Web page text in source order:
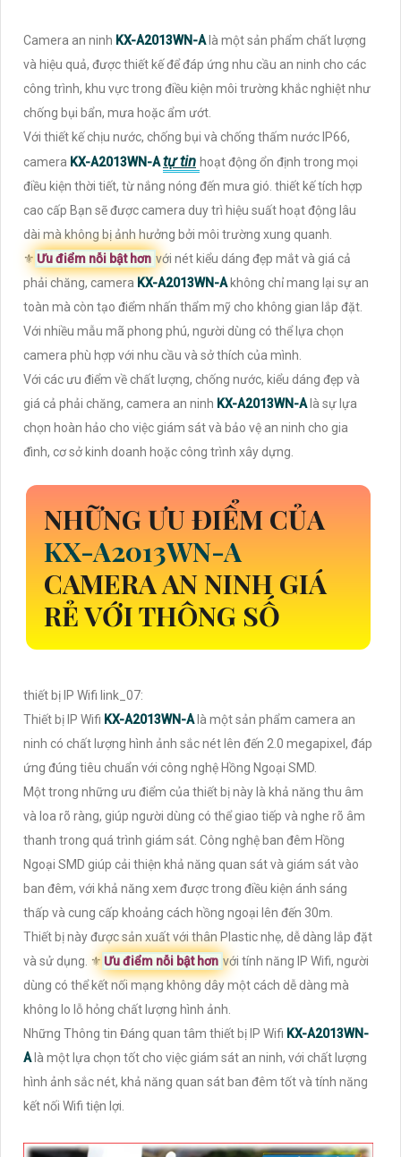
Camera an ninh KX-A2013WN-A là một sản phẩm chất lượng
và hiệu quả, được thiết kế để đáp ứng nhu cầu an ninh cho các
công trình, khu vực trong điều kiện môi trường khắc nghiệt như
chống bụi bẩn, mưa hoặc ẩm ướt.
Với thiết kế chịu nước, chống bụi và chống thấm nước IP66,
camera KX-A2013WN-Atự tin hoạt động ổn định trong mọi
điều kiện thời tiết, từ nắng nóng đến mưa gió. thiết kế tích hợp
cao cấp Bạn sẽ được camera duy trì hiệu suất hoạt động lâu
dài mà không bị ảnh hưởng bởi môi trường xung quanh.
⚜️ Ưu điểm nỗi bật hơn với nét kiểu dáng đẹp mắt và giá cả
phải chăng, cameraKX-A2013WN-A không chỉ mang lại sự an
toàn mà còn tạo điểm nhấn thẩm mỹ cho không gian lắp đặt.
Với nhiều mẫu mã phong phú, người dùng có thể lựa chọn
camera phù hợp với nhu cầu và sở thích của mình.
Với các ưu điểm về chất lượng, chống nước, kiểu dáng đẹp và
giá cả phải chăng, camera an ninh KX-A2013WN-A là sự lựa
chọn hoàn hảo cho việc giám sát và bảo vệ an ninh cho gia
đình, cơ sở kinh doanh hoặc công trình xây dựng.
NHỮNG ƯU ĐIỂM CỦA
KX-A2013WN-A
CAMERA AN NINH GIÁ
RẺ VỚI THÔNG SỐ
thiết bị IP Wifi link_07:
Thiết bị IP Wifi KX-A2013WN-A là một sản phẩm camera an
ninh có chất lượng hình ảnh sắc nét lên đến 2.0 megapixel, đáp
ứng đúng tiêu chuẩn với công nghệ Hồng Ngoại SMD.
Một trong những ưu điểm của thiết bị này là khả năng thu âm
và loa rõ ràng, giúp người dùng có thể giao tiếp và nghe rõ âm
thanh trong quá trình giám sát. Công nghệ ban đêm Hồng
Ngoại SMD giúp cải thiện khả năng quan sát và giám sát vào
ban đêm, với khả năng xem được trong điều kiện ánh sáng
thấp và cung cấp khoảng cách hồng ngoại lên đến 30m.
Thiết bị này được sản xuất với thân Plastic nhẹ, dễ dàng lắp đặt
và sử dụng. ⚜️ Ưu điểm nỗi bật hơn với tính năng IP Wifi, người
dùng có thể kết nối mạng không dây một cách dễ dàng mà
không lo lỗ hỏng chất lượng hình ảnh.
Những Thông tin Đáng quan tâm thiết bị IP Wifi KX-A2013WN-
A là một lựa chọn tốt cho việc giám sát an ninh, với chất lượng
hình ảnh sắc nét, khả năng quan sát ban đêm tốt và tính năng
kết nối Wifi tiện lợi.